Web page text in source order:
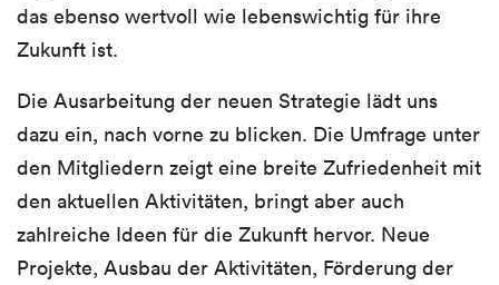
das ebenso wertvoll wie lebenswichtig für ihre
Zukunft ist.
Die Ausarbeitung der neuen Strategie lädt uns
dazu ein, nach vorne zu blicken. Die Umfrage unter
den Mitgliedern zeigt eine breite Zufriedenheit mit
den aktuellen Aktivitäten, bringt aber auch
zahlreiche Ideen für die Zukunft hervor. Neue
Projekte, Ausbau der Aktivitäten, Förderung der